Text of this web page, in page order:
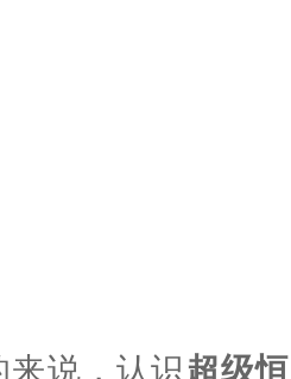
说，认识 超级